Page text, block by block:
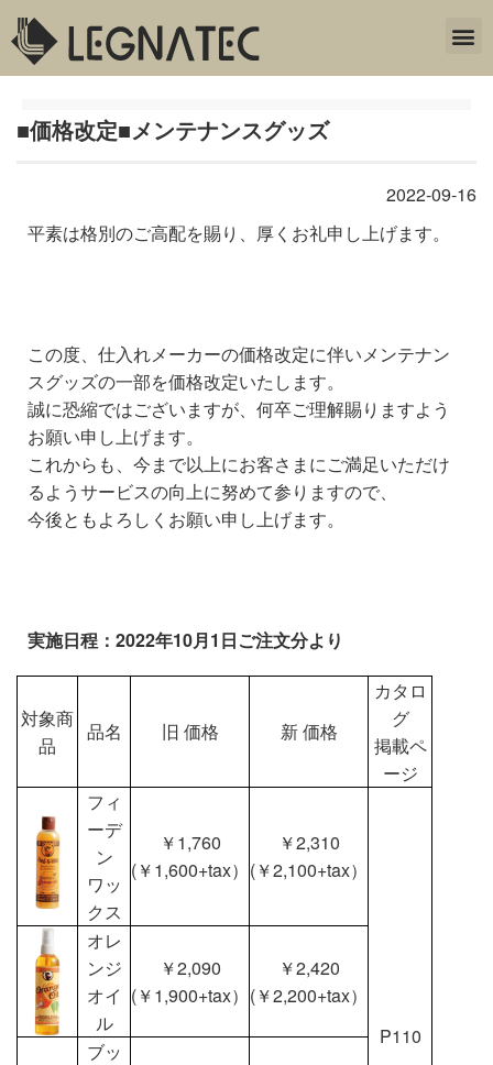
■価格改定■メンテナンスグッズ
2022-09-16
平素は格別のご高配を賜り、厚くお礼申し上げます。
この度、仕入れメーカーの価格改定に伴いメンテナン
スグッズの一部を価格改定いたします。
誠に恐縮ではございますが、何卒ご理解賜りますよう
お願い申し上げます。
これからも、今まで以上にお客さまにご満足いただけ
るようサービスの向上に努めて参りますので、
今後ともよろしくお願い申し上げます。
実施日程：2022年10月1日ご注文分より
対象商
品
品名 旧 価格 新 価格
カタロ
グ
掲載ペ
ージ
フィ
ーデ
ン
ワッ
クス
￥1,760
(￥1,600+tax）
￥2,310
(￥2,100+tax）
P110
オレ
ンジ
オイ
ル
￥2,090
(￥1,900+tax）
￥2,420
(￥2,200+tax）
ブッ